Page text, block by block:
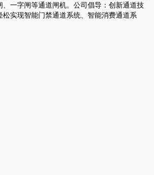
一字闸等通道闸机。公司倡导：创新通道技
实现智能门禁通道系统、智能消费通道系